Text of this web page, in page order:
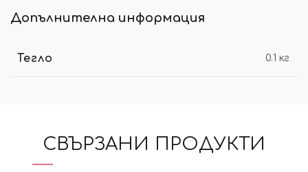
Допълнителна информация
Тегло 0.1 кг
СВЪРЗАНИ ПРОДУКТИ